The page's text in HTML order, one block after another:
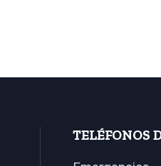
TELÉFONOS